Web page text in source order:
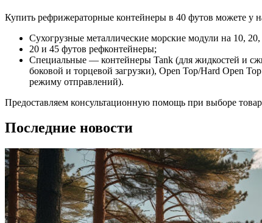
Купить рефрижераторные контейнеры в 40 футов можете у
Сухогрузные металлические морские модули на 10,
20 и 45 футов рефконтейнеры;
Специальные — контейнеры Tank (для жидкостей и
боковой и торцевой загрузки), Open Top/Hard Open
режиму отправлений).
Предоставляем консультационную помощь при выборе
Последние новости